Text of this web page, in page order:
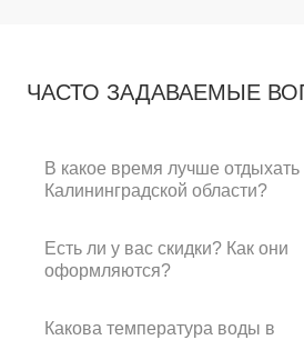
ЧАСТО ЗАДАВАЕМЫЕ
В какое время лучше отдыхать
Калининградской области?
Есть ли у вас скидки? Как они
оформляются?
Какова температура воды в